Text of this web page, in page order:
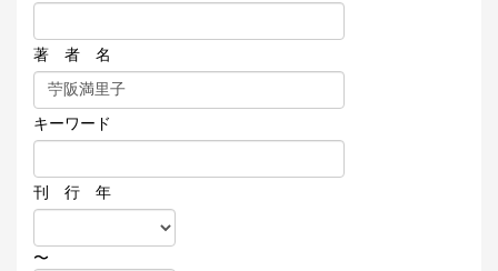
著 者 名
キーワード
刊 行 年
〜